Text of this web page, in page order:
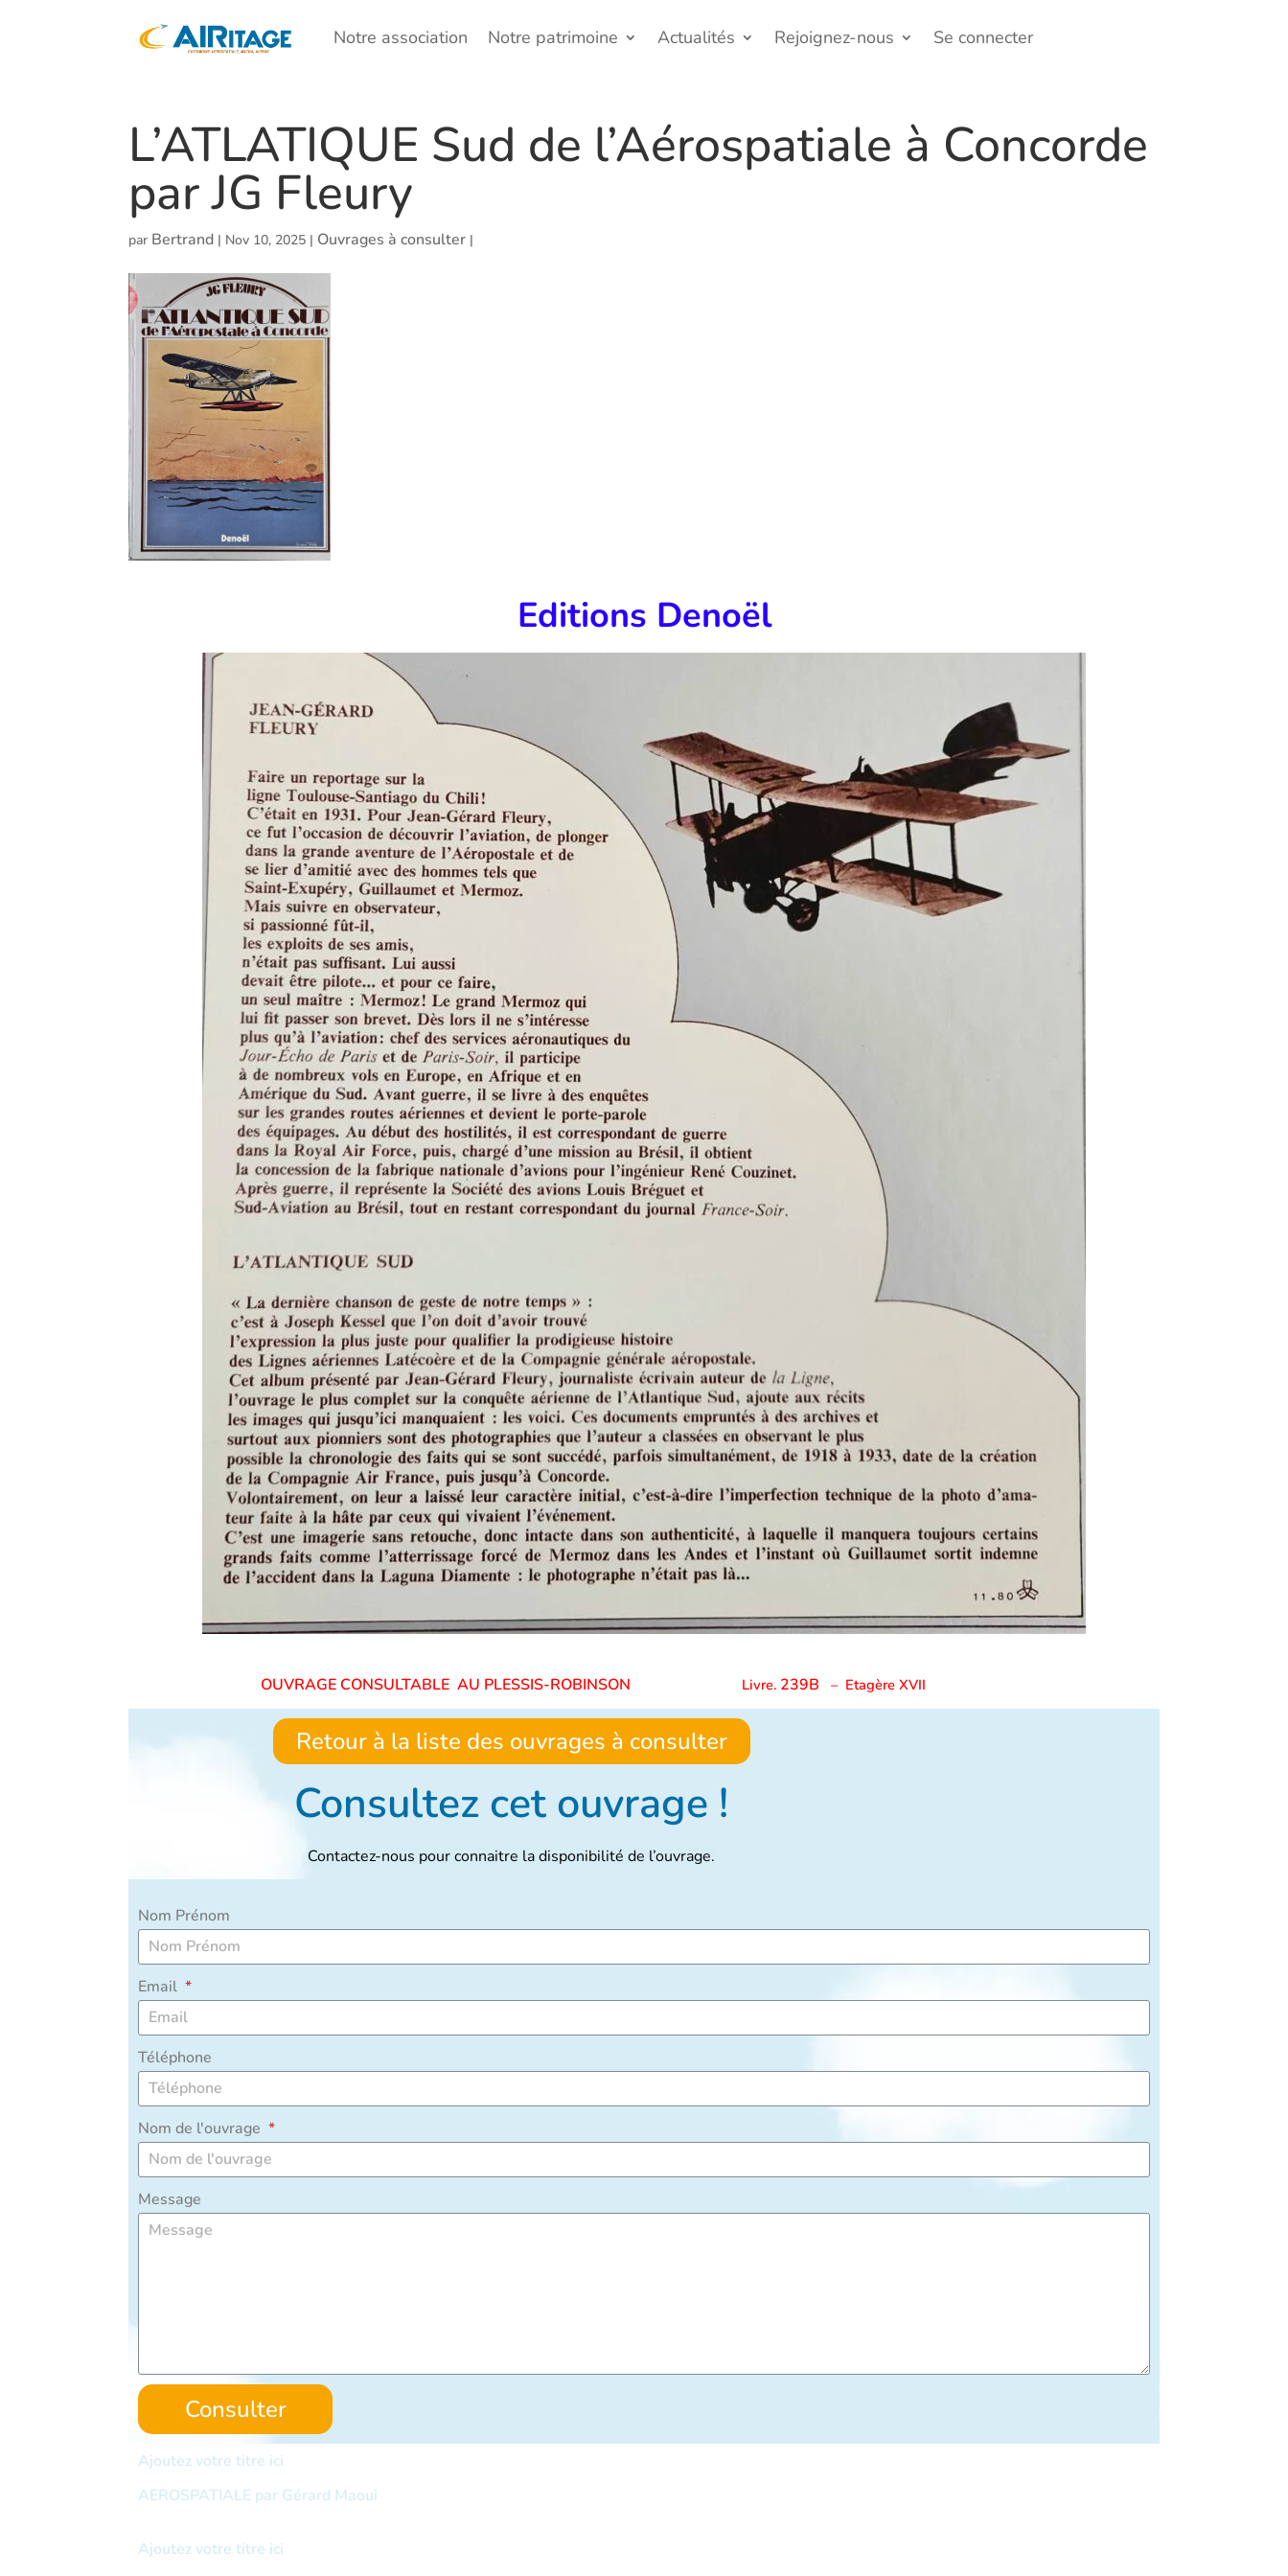
Notre association Notre patrimoine Actualités Rejoignez-nous Se connecter
L’ATLATIQUE Sud de l’Aérospatiale à Concorde
par JG Fleury
par Bertrand | Nov 10, 2025 | Ouvrages à consulter |
Editions Denoël
OUVRAGE CONSULTABLE AU PLESSIS-ROBINSON Livre. 239B – Etagère XVII
Retour à la liste des ouvrages à consulter
Consultez cet ouvrage !
Contactez-nous pour connaitre la disponibilité de l’ouvrage.
Nom Prénom
Email
Téléphone
Nom de l'ouvrage
Message
Consulter
Ajoutez votre titre ici
AEROSPATIALE par Gérard Maoui
Ajoutez votre titre ici